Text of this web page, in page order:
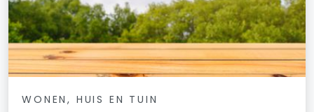
WONEN, HUIS EN TUIN